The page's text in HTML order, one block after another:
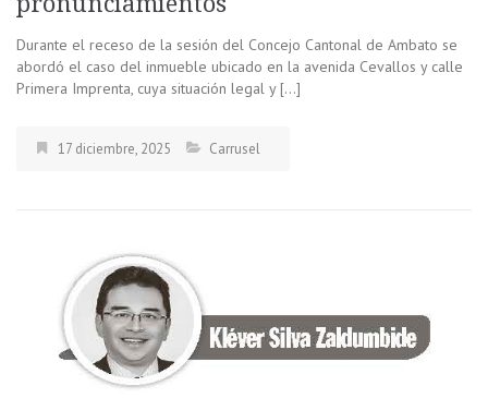
Durante el receso de la sesión del Concejo Cantonal de Ambato se
abordó el caso del inmueble ubicado en la avenida Cevallos y calle
Primera Imprenta, cuya situación legal y […]
17 diciembre, 2025 Carrusel